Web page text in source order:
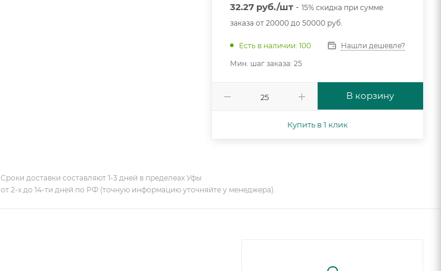
32.27 руб./шт- 15% скидка при сумме
заказа от 20000 до 50000 руб.
Есть в наличии: 100
Нашли дешевле?
Мин. шаг заказа: 25
В корзину
Купить в 1 клик
Сроки доставки составляют 1-3 дней в пределеах Уфы
от 2-х до 14-ти дней по РФ (точную информацию уточняйте у менеджера).